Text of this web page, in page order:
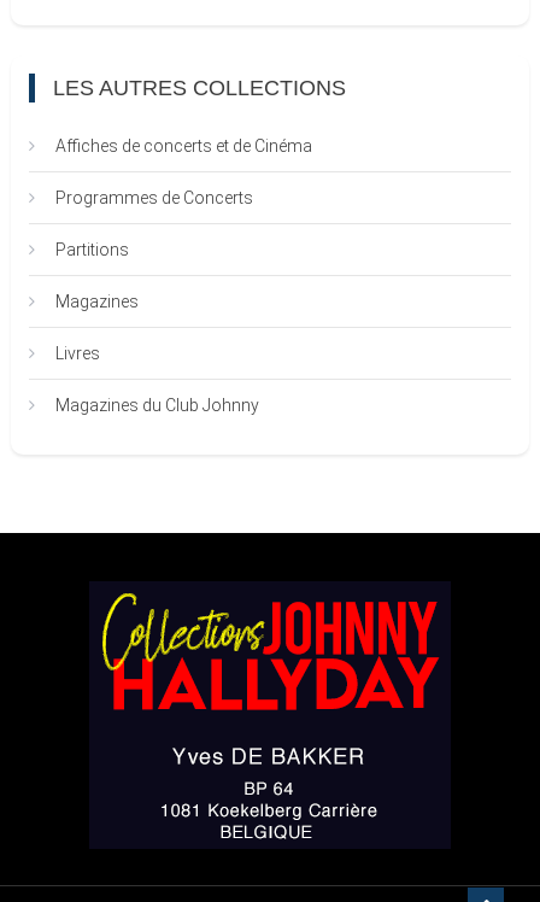
LES AUTRES COLLECTIONS
Affiches de concerts et de Cinéma
Programmes de Concerts
Partitions
Magazines
Livres
Magazines du Club Johnny